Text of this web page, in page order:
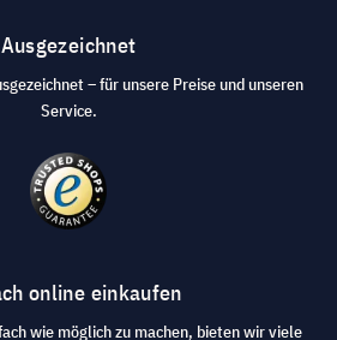
Ausgezeichnet
– für unsere Preise und unseren
Service.
online einkaufen
wie möglich zu machen, bieten wir viele